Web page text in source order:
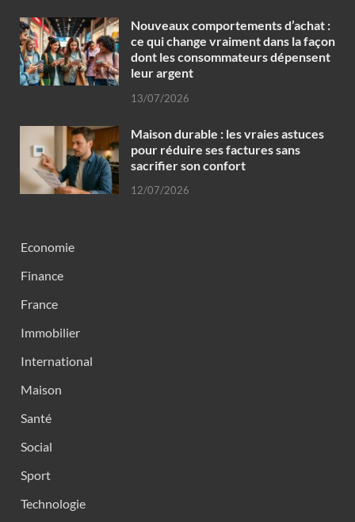
Nouveaux comportements d’achat :
ce qui change vraiment dans la façon
dont les consommateurs dépensent
leur argent
13/07/2026
Maison durable : les vraies astuces
pour réduire ses factures sans
sacrifier son confort
12/07/2026
Economie
Finance
France
Immobilier
International
Maison
Santé
Social
Sport
Technologie